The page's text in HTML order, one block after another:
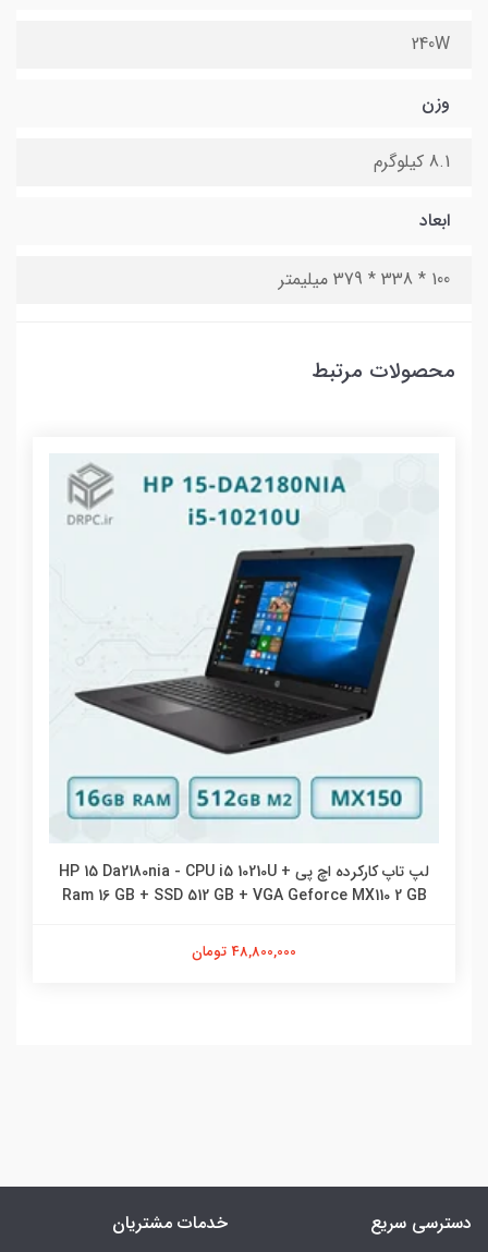
240W
وزن
8.1 کیلوگرم
ابعاد
100 * 338 * 379 میلیمتر
محصولات مرتبط
لپ تاپ کارکرده اچ پی HP 15 Da2180nia - CPU i5 10210U +
Ram 16 GB + SSD 512 GB + VGA Geforce MX110 2 GB
48,800,000 تومان
دسترسی سریع خدمات مشتریان